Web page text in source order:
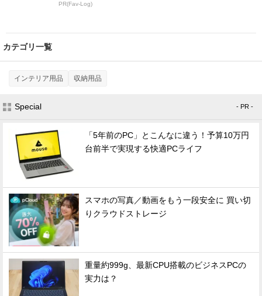
PR(Fav-Log)
カテゴリ一覧
インテリア用品 収納用品
Special - PR -
「5年前のPC」とこんなに違う！予算10万円
台前半で実現する快適PCライフ
スマホの写真／動画をもう一段安全に 買い切
りクラウドストレージ
重量約999g、最新CPU搭載のビジネスPCの
実力は？